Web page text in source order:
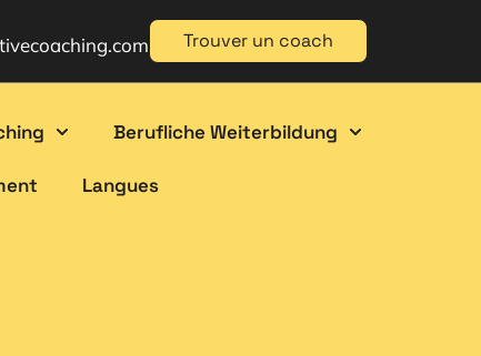
Trouver un coach
Berufliche Weiterbildung
Langues